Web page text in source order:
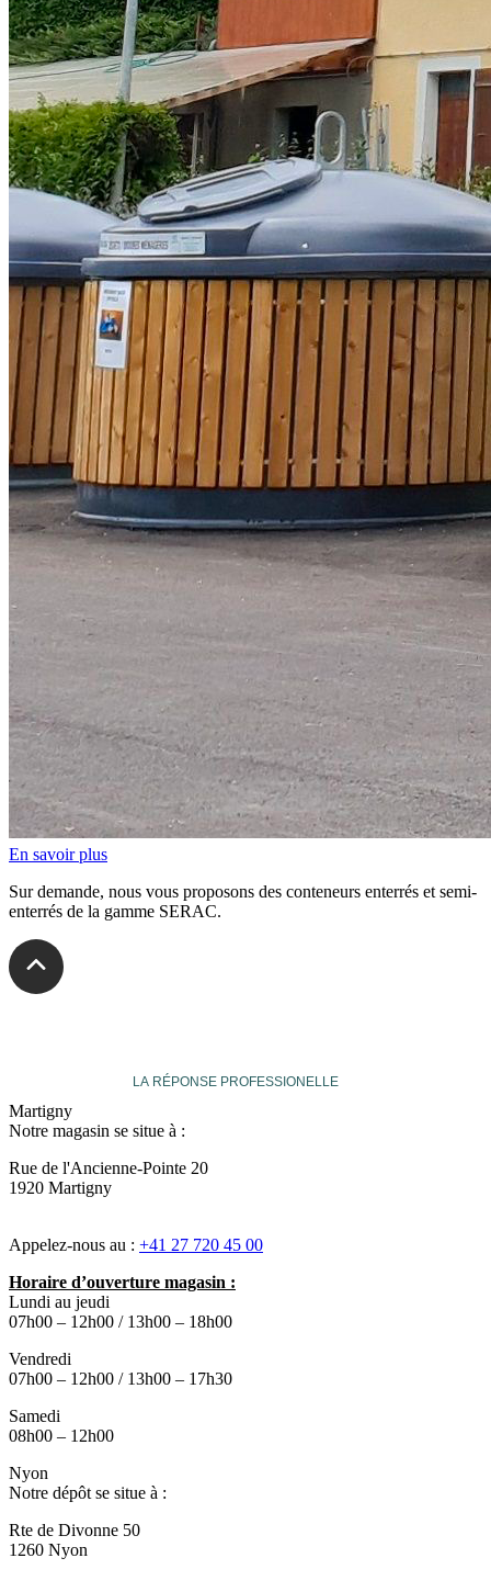
En savoir plus
Sur demande, nous vous proposons des conteneurs enterrés et semi-
enterrés de la gamme SERAC.
LA RÉPONSE PROFESSIONELLE
Martigny
Notre magasin se situe à :
Rue de l'Ancienne-Pointe 20
1920 Martigny
Appelez-nous au : +41 27 720 45 00
Horaire d’ouverture magasin :
Lundi au jeudi
07h00 – 12h00 / 13h00 – 18h00
Vendredi
07h00 – 12h00 / 13h00 – 17h30
Samedi
08h00 – 12h00
Nyon
Notre dépôt se situe à :
Rte de Divonne 50
1260 Nyon